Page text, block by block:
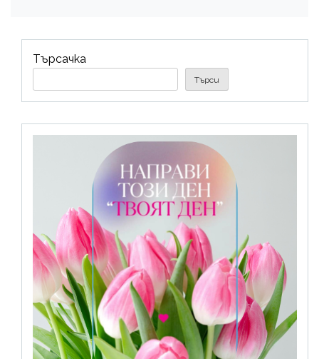
Търсачка
Търси